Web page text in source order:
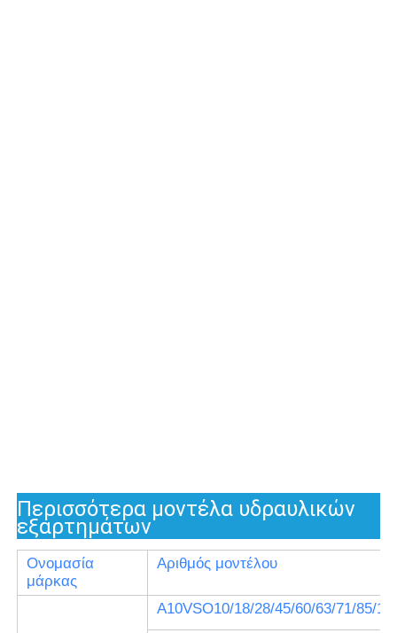
Περισσότερα μοντέλα υδραυλικών
εξαρτημάτων
Ονομασία
μάρκας
Αριθμός μοντέλου
Α10VSO10/18/28/45/60/63/71/85/